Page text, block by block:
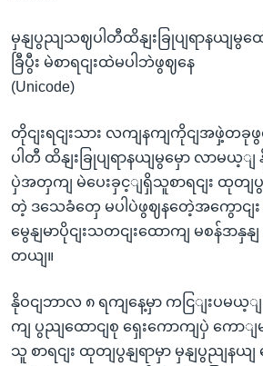
မှနျပွညျသဈပါတီထိနျးခြုပျရာနယျမွ
ခြီပွီး မဲစာရငျးထဲမပါဘဲဖွဈနေ
(Unicode)
တိုငျးရငျးသား လကျနကျကိုငျအဖှဲ့တ
ပါတီ ထိနျးခြုပျရာနယျမွမှော လာမယ့ျ
ပှဲအတှကျ မဲပေးခှင့ျရှိသူစာရငျး ထုတျပွန
တဲ့ ဒသေခံတှေ မပါပဲဖွဈနတေဲ့အကွောငျး
မွေနျမာပိုငျးသတငျးထောကျ မစန်ဒာနှန
တယျ။
နိုဝငျဘာလ ၈ ရကျနေ့မှာ ကငြျးပမယ့
ကျ ပွညျထောငျစု ရှေးကောကျပှဲ ကောျ
သူ စာရငျး ထုတျပွနျရာမှာ မှနျပွညျနယျ ရ